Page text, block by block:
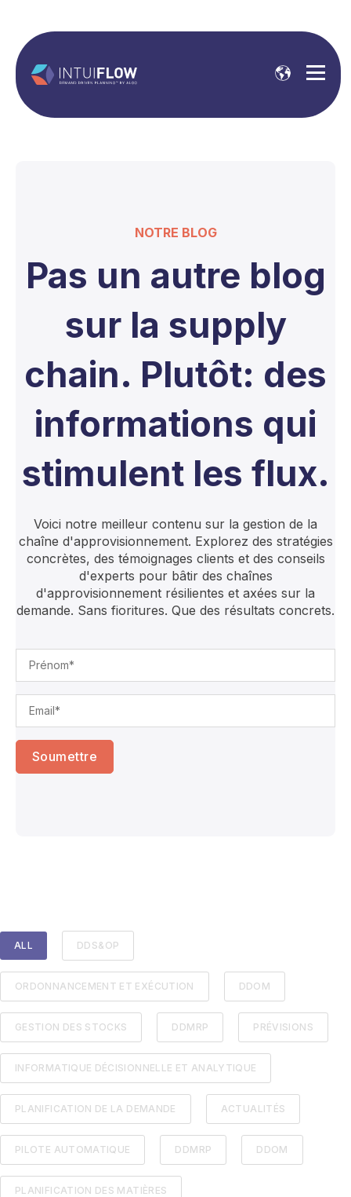
NOTRE BLOG
Pas un autre blog
sur la supply
chain. Plutôt: des
informations qui
stimulent les flux.
Voici notre meilleur contenu sur la gestion de la
chaîne d'approvisionnement. Explorez des stratégies
concrètes, des témoignages clients et des conseils
d'experts pour bâtir des chaînes
d'approvisionnement résilientes et axées sur la
demande. Sans fioritures. Que des résultats concrets.
ALL DDS&OP
ORDONNANCEMENT ET EXÉCUTION DDOM
GESTION DES STOCKS DDMRP PRÉVISIONS
INFORMATIQUE DÉCISIONNELLE ET ANALYTIQUE
PLANIFICATION DE LA DEMANDE ACTUALITÉS
PILOTE AUTOMATIQUE DDMRP DDOM
PLANIFICATION DES MATIÈRES